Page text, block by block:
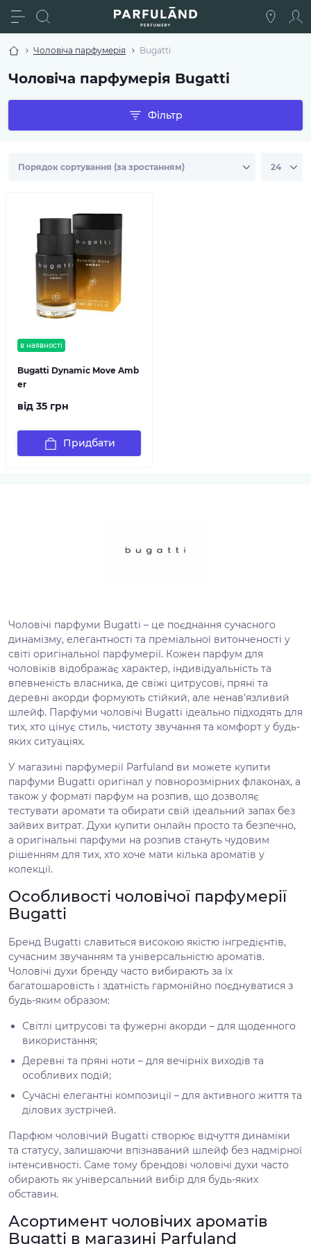
Чоловіча парфумерія Bugatti
Чоловіча парфумерія Bugatti
Фільтр
в наявності
Bugatti Dynamic Move Amb
er
від 35 грн
Придбати
Чоловічі парфуми Bugatti – це поєднання сучасного
динамізму, елегантності та преміальної витонченості у
світі оригінальної парфумерії. Кожен парфум для
чоловіків відображає характер, індивідуальність та
впевненість власника, де свіжі цитрусові, пряні та
деревні акорди формують стійкий, але ненав’язливий
шлейф. Парфуми чоловічі Bugatti ідеально підходять для
тих, хто цінує стиль, чистоту звучання та комфорт у будь-
яких ситуаціях.
У магазині парфумерії Parfuland ви можете купити
парфуми Bugatti оригінал у повнорозмірних флаконах, а
також у форматі парфум на розпив, що дозволяє
тестувати аромати та обирати свій ідеальний запах без
зайвих витрат. Духи купити онлайн просто та безпечно,
а оригінальні парфуми на розпив стануть чудовим
рішенням для тих, хто хоче мати кілька ароматів у
колекції.
Особливості чоловічої парфумерії
Bugatti
Бренд Bugatti славиться високою якістю інгредієнтів,
сучасним звучанням та універсальністю ароматів.
Чоловічі духи бренду часто вибирають за їх
багатошаровість і здатність гармонійно поєднуватися з
будь-яким образом:
Світлі цитрусові та фужерні акорди – для щоденного
використання;
Деревні та пряні ноти – для вечірніх виходів та
особливих подій;
Сучасні елегантні композиції – для активного життя та
ділових зустрічей.
Парфюм чоловічий Bugatti створює відчуття динаміки
та статусу, залишаючи впізнаваний шлейф без надмірної
інтенсивності. Саме тому брендові чоловічі духи часто
обирають як універсальний вибір для будь-яких
обставин.
Асортимент чоловічих ароматів
Bugatti в магазині Parfuland